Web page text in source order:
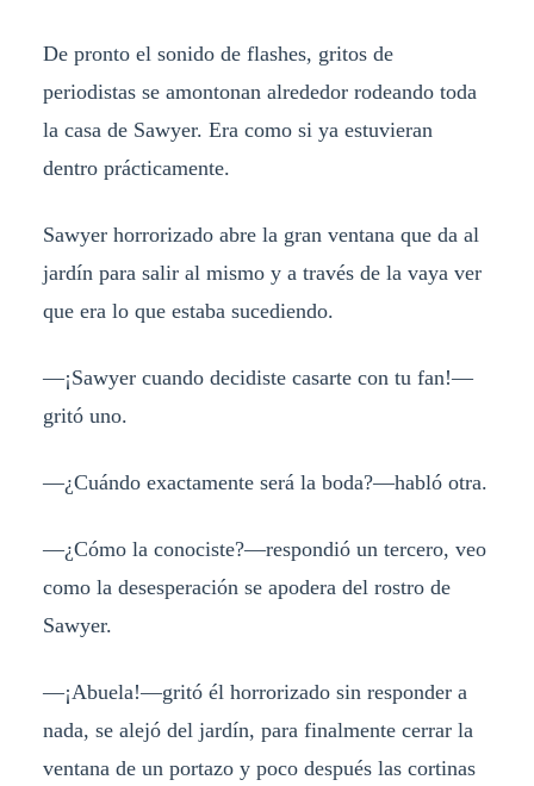
De pronto el sonido de flashes, gritos de
periodistas se amontonan alrededor rodeando toda
la casa de Sawyer. Era como si ya estuvieran
dentro prácticamente.
Sawyer horrorizado abre la gran ventana que da al
jardín para salir al mismo y a través de la vaya ver
que era lo que estaba sucediendo.
—¡Sawyer cuando decidiste casarte con tu fan!—
gritó uno.
—¿Cuándo exactamente será la boda?—habló otra.
—¿Cómo la conociste?—respondió un tercero, veo
como la desesperación se apodera del rostro de
Sawyer.
—¡Abuela!—gritó él horrorizado sin responder a
nada, se alejó del jardín, para finalmente cerrar la
ventana de un portazo y poco después las cortinas